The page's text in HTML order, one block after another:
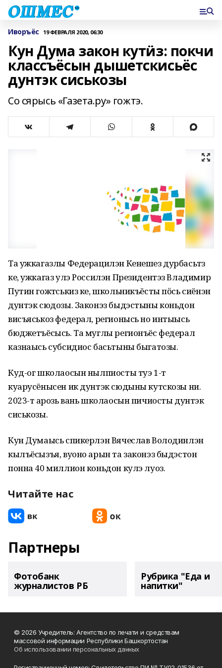
Иворъёс 19 ФЕВРАЛЯ 2020, 06:30
Кун Дума закон кутӥз: покчи
классъёсын дышетскисьёс
дунтэк сиськозы
Со сярысь «Газета.ру» гожтэ.
Та ужкагазлы Федерацилэн Кенешез дурбасьтӥз
ке, ужкагаз улэ Россилэн Президентэз Владимир
Путин гожтӥськиз ке, школьникъёсты пӧсь сиёнэн
дунтэк сюдозы. Законэз быдэстыны коньдон
висъяськоз федерал, регионысь но интыысь
бюджетъёсысь. Та муглы регионъёс федерал
казнаысь субсидиос басьтыны быгатозы.
Куд-ог школаосын нылпиосты туэ 1-тӥ
куарусёнысен ик дунтэк сюдыны кутскозы ни.
2023-тӥ арозь вань школаосын пичиосты дунтэк
сиськозы.
Кун Думаысь спикерлэн Вячеслав Володинлэн
кылъёсызъя, вуоно арын та законэз быдэстон
понна 40 миллион коньдон кулэ луоз.
Читайте нас
Партнеры
Фотобанк
журналистов РБ
Рубрика "Еда и
напитки"
© 2026 Учредитель: Агентство по печати и средствам
массовой информации Республики Башкортостан
Об использовании персональных данных